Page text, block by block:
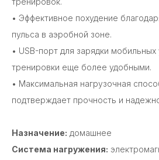
• Эффективное похудение
пульса в аэробной зоне.
• USB-порт для зарядки
тренировки еще более удобными.
• Максимальная нагрузочная
подтверждает прочность и
Назначение: домашнее
Система нагружения: